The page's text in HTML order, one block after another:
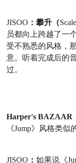
JISOO ：攀升（Scale
员都向上跨越了一
受不熟悉的风格 ，
意。听着完成后的
过。
Harper's BAZAAR
《Jump》风格类似
JISOO ：如果说《